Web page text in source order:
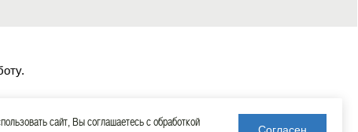
сайт, Вы соглашаетесь с обработкой